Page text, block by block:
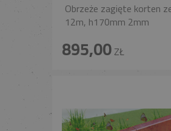
Obrzeże zagięte korten
12m, h170mm 2mm
895,00ZŁ